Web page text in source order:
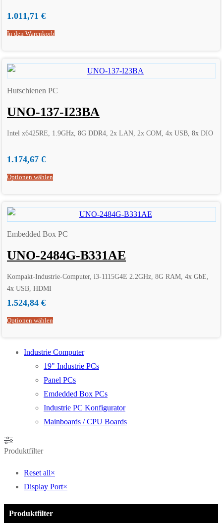
1.011,71 €
In den Warenkorb
Hutschienen PC
UNO-137-I23BA
Intel x6425RE, 1.9GHz, 8G DDR4, 2x LAN, 2x COM, 4x USB, 8x DIO
1.174,67 €
Optionen wählen
Embedded Box PC
UNO-2484G-B331AE
Kompakt-Industrie-Computer, i3-1115G4E 2.2GHz, 8G RAM, 4x GbE,
4x USB, HDMI
1.524,84 €
Optionen wählen
Industrie Computer
19" Industrie PCs
Panel PCs
Emdedded Box PCs
Industrie PC Konfigurator
Mainboards / CPU Boards
Produktfilter
Reset all×
Display Port×
Produktfilter